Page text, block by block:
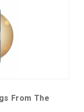
From The